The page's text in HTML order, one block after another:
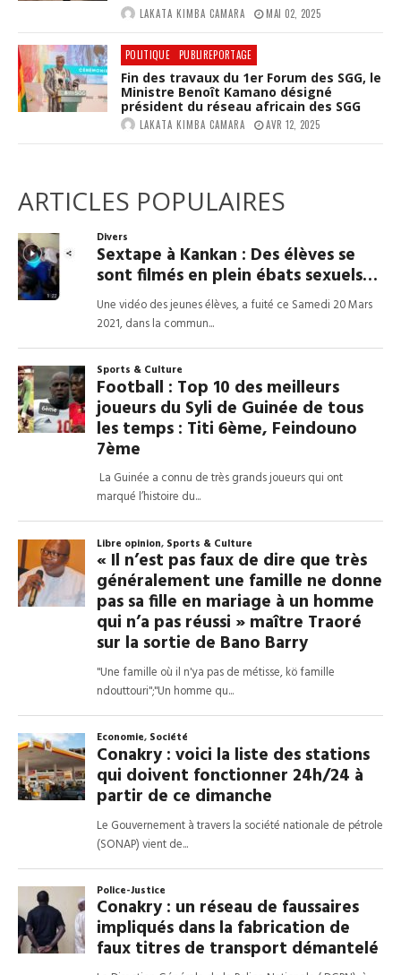
LAKATA KIMBA CAMARA MAI 02, 2025
POLITIQUE PUBLIREPORTAGE
Fin des travaux du 1er Forum des SGG, le
Ministre Benoît Kamano désigné
président du réseau africain des SGG
LAKATA KIMBA CAMARA AVR 12, 2025
ARTICLES POPULAIRES